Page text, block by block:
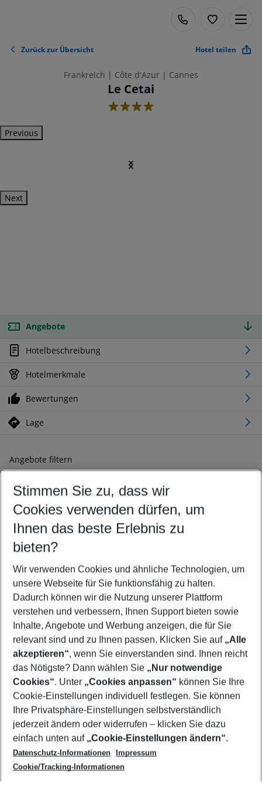
Zurück zur Übersicht Hotel teilen
Frankreich | Côte d'Azur | Cannes
Le Cetai
4
Previous
Next
Angebote
Hotelbeschreibung
Hotelmerkmale
Bewertungen
Lage
Angebote filtern
Ändern Sie Ihre Kriterien nach Ihren Wünschen
Abflughafen wählen
Beliebiger Abflughafen
Reisezeitraum wählen
09.08.26– 07.08.27 5-8 Nächte
2 Erwachsene Keine Kinder
Mehr Filter anzeigen
Footer
Footer navigation
Über uns
AGB
Cookie-Einstellungen ändern
Cookie-Richtlinie
Datenschutz
Service & Hilfe
Barrierefreies Reisen
Check-in
Folgen Sie uns
Stimmen Sie zu, dass wir
Cookies verwenden dürfen, um
Ihnen das beste Erlebnis zu
bieten?
Wir verwenden Cookies und ähnliche Technologien, um
unsere Webseite für Sie funktionsfähig zu halten.
Dadurch können wir die Nutzung unserer Plattform
verstehen und verbessern, Ihnen Support bieten sowie
Inhalte, Angebote und Werbung anzeigen, die für Sie
relevant sind und zu Ihnen passen. Klicken Sie auf „Alle
akzeptieren“, wenn Sie einverstanden sind. Ihnen reicht
das Nötigste? Dann wählen Sie „Nur notwendige
Cookies“. Unter „Cookies anpassen“ können Sie Ihre
Cookie-Einstellungen individuell festlegen. Sie können
Ihre Privatsphäre-Einstellungen selbstverständlich
jederzeit ändern oder widerrufen – klicken Sie dazu
einfach unten auf „Cookie-Einstellungen ändern“.
Datenschutz-Informationen
Impressum
Cookie/Tracking-Informationen